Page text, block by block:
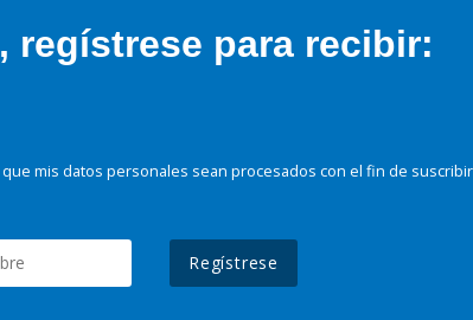
regístrese para recibir:
mis datos personales sean procesados con el fin de
Regístrese